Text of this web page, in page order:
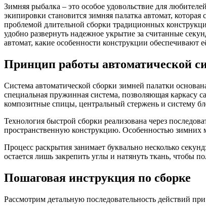
Зимняя рыбалка – это особое удовольствие для
экипировки становится зимняя палатка автомат,
проблемой длительной сборки традиционных
удобно развернуть надежное укрытие за считанные
автомат, какие особенности конструкции
Принцип работы автоматической
Система автоматической сборки зимней палатки
специальная пружинная система, позволяющая каркасу
композитные спицы, центральный стержень и систему
Технология быстрой сборки реализована через
пространственную конструкцию. Особенностью зимних
Процесс раскрытия занимает буквально несколько
остается лишь закрепить углы и натянуть ткань, чтобы
Пошаговая инструкция по сборке
Рассмотрим детальную последовательность действий